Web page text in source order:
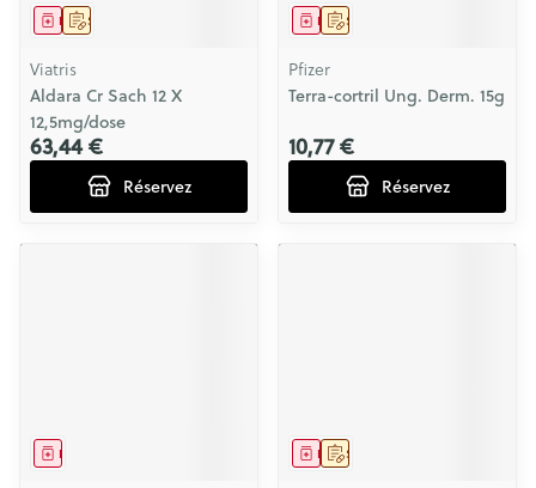
Sur prescription
Médicament
Viatris
Aldara Cr Sach 12 X
12,5mg/dose
63,44 €
Réservez
Sur prescription
Médicament
Pfizer
Terra-cortril Ung. Derm. 15g
10,77 €
Réservez
Médicament Sur prescription
Médicament